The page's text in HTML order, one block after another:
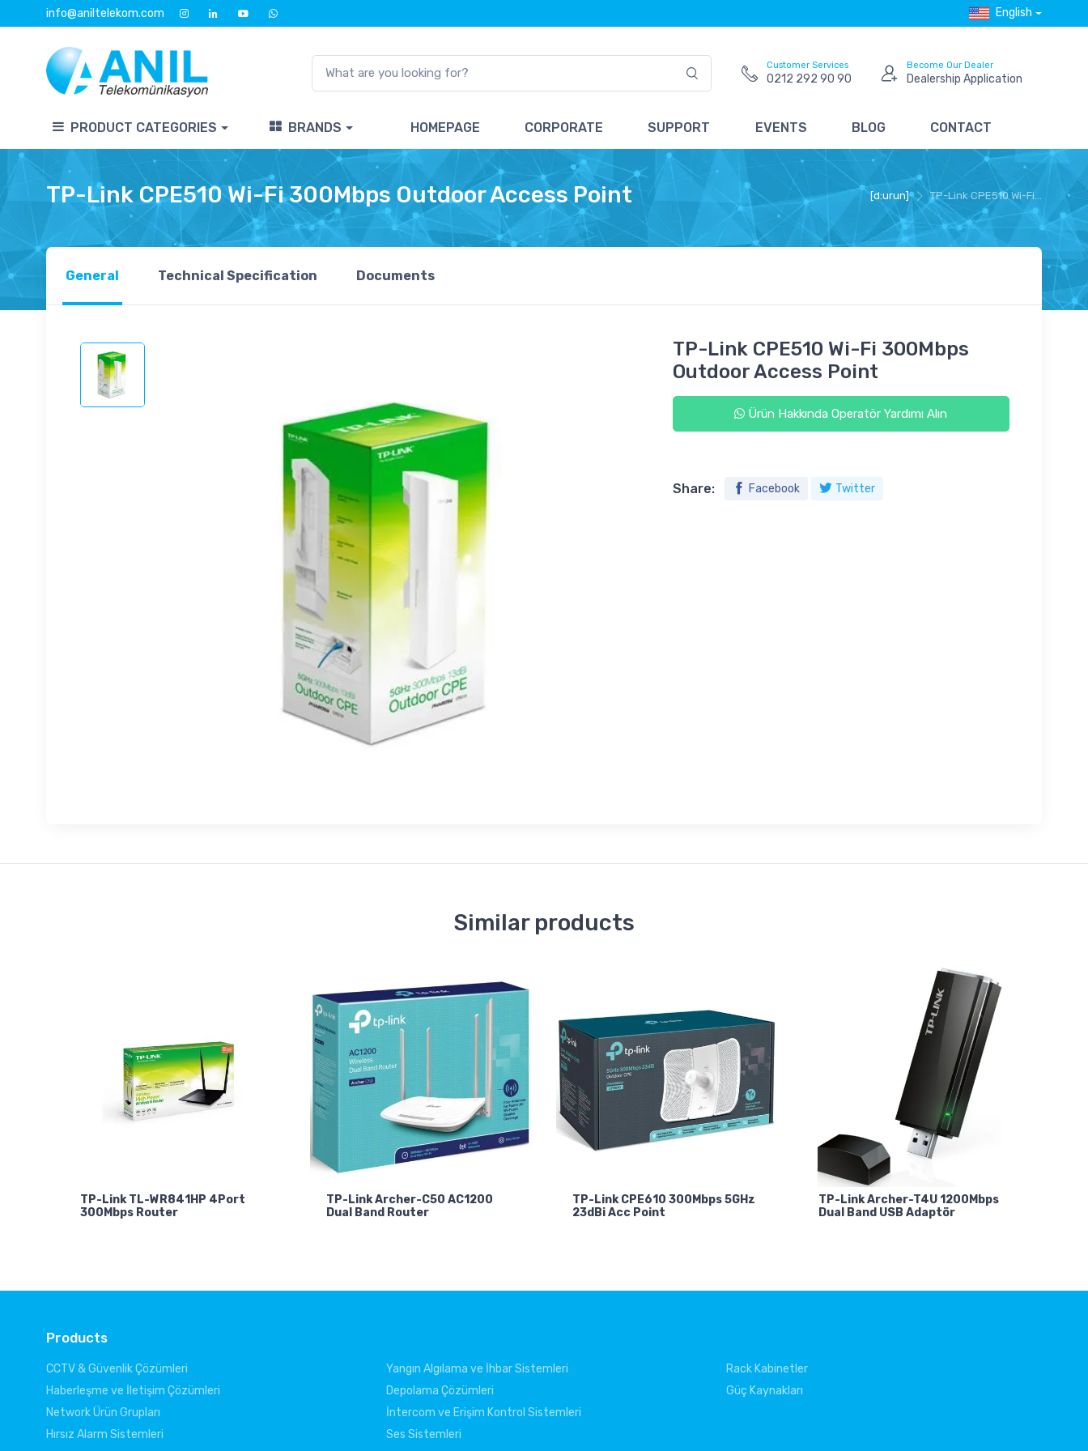
info@aniltelekom.com English
Customer Services
0212 292 90 90
Become Our Dealer
Dealership Application
PRODUCT CATEGORIES BRANDS HOMEPAGE CORPORATE SUPPORT EVENTS BLOG CONTACT
[d:urun] TP-Link CPE510 Wi-Fi...
TP-Link CPE510 Wi-Fi 300Mbps Outdoor Access Point
General Technical Specification Documents
TP-Link CPE510 Wi-Fi 300Mbps
Outdoor Access Point
Ürün Hakkında Operatör Yardımı Alın
Share: Facebook Twitter
Similar products
TP-Link TL-WR841HP 4Port
300Mbps Router
TP-Link Archer-C50 AC1200
Dual Band Router
TP-Link CPE610 300Mbps 5GHz
23dBi Acc Point
TP-Link Archer-T4U 1200Mbps
Dual Band USB Adaptör
Products
CCTV & Güvenlik Çözümleri
Haberleşme ve İletişim Çözümleri
Network Ürün Grupları
Hırsız Alarm Sistemleri
Yangın Algılama ve İhbar Sistemleri
Depolama Çözümleri
İntercom ve Erişim Kontrol Sistemleri
Ses Sistemleri
Rack Kabinetler
Güç Kaynakları